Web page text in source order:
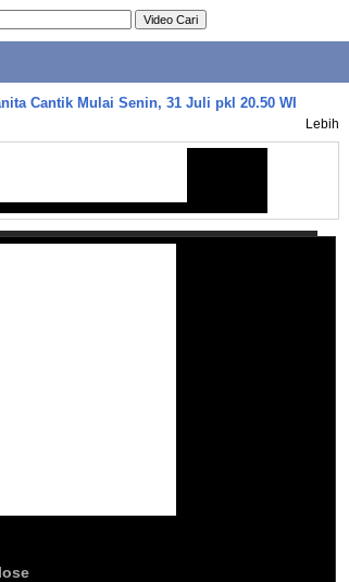
Cantik Mulai Senin, 31 Juli pkl 20.50 WI
Lebih